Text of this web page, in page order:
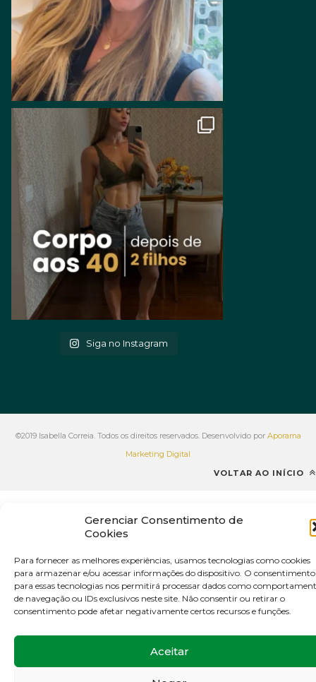
Gerenciar Consentimento de
Cookies
Para fornecer as melhores experiências, usamos tecnologias como cookies
para armazenar e/ou acessar informações do dispositivo. O consentimento
para essas tecnologias nos permitirá processar dados como
de navegação ou IDs exclusivos neste site. Não consentir ou retirar o
consentimento pode afetar negativamente certos recursos e funções.
Aceitar
Siga no Instagram
©2019 Isabella Correia. Todos os direitos reservados. Desenvolvido por Aporama
Marketing Digital
VOLTAR AO INÍCIO